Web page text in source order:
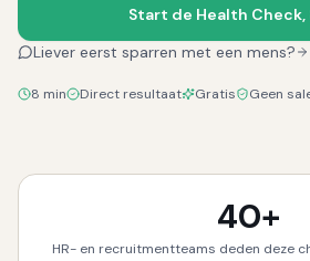
Start de Health Check,
Liever eerst sparren met een mens?
8 min Direct resultaat Gratis Geen
40+
HR- en recruitmentteams deden deze